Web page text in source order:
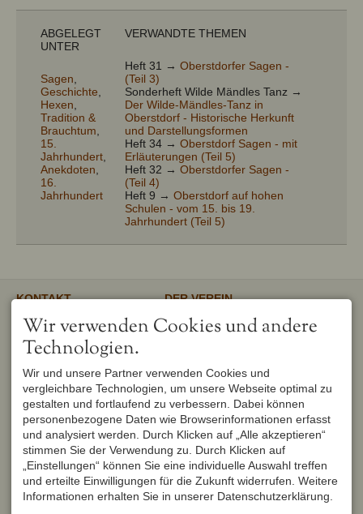
ABGELEGT
UNTER
Sagen
Geschichte
Hexen
Tradition &
Brauchtum
15.
Jahrhundert
Anekdoten
16.
Jahrhundert
VERWANDTE THEMEN
Heft 31 → Oberstdorfer Sagen -
(Teil 3)
Sonderheft Wilde Mändles Tanz →
Der Wilde-Mändles-Tanz in
Oberstdorf - Historische Herkunft
und Darstellungsformen
Heft 34 → Oberstdorf Sagen - mit
Erläuterungen (Teil 5)
Heft 32 → Oberstdorfer Sagen -
(Teil 4)
Heft 9 → Oberstdorf auf hohen
Schulen - vom 15. bis 19.
Jahrhundert (Teil 5)
KONTAKT
Verschönerungsverein
Oberstdorf e.V.
1. Vorsitzender
Peter Titzler
87561 Oberstdorf
DEUTSCHLAND
Tel.+49 8322 6759
info@verschoenerungsverein-
oberstdorf.de
DER VEREIN
Unser gemeinnütziger Verein
unterstützt und fördert den
Brauchtum in Oberstdorf.
UNSER OBERSTDORF
Seit Februar 1982 werden die
Hefte der Reihe "Unser
Oberstdorf" zweimal im Jahr
vom Verschönerungsverein
WEITERFÜHRENDE LINKS
Urlaub in Oberstdorf
Markt Oberstdorf
Heimatmuseum Oberstdorf
Oberstdorf Lexikon
Wir verwenden Cookies und andere
Technologien.
Wir und unsere Partner verwenden Cookies und
vergleichbare Technologien, um unsere Webseite optimal zu
gestalten und fortlaufend zu verbessern. Dabei können
personenbezogene Daten wie Browserinformationen erfasst
und analysiert werden. Durch Klicken auf „Alle akzeptieren“
stimmen Sie der Verwendung zu. Durch Klicken auf
„Einstellungen“ können Sie eine individuelle Auswahl treffen
und erteilte Einwilligungen für die Zukunft widerrufen. Weitere
Informationen erhalten Sie in unserer Datenschutzerklärung.